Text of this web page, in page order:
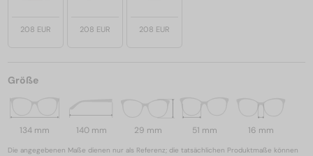
208 EUR 208 EUR 208 EUR
Größe
134 mm 140 mm 29 mm 51 mm 16 mm
Die angegebenen Maße dienen nur als Referenz; die tatsächlichen Produktmaße können